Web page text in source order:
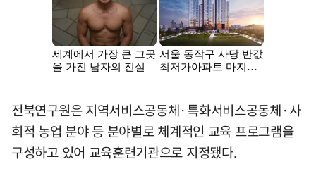
전북연구원은 지역서비스공동체·특화서비스공동체·사
회적 농업 분야 등 분야별로 체계적인 교육 프로그램을
구성하고 있어 교육훈련기관으로 지정됐다.